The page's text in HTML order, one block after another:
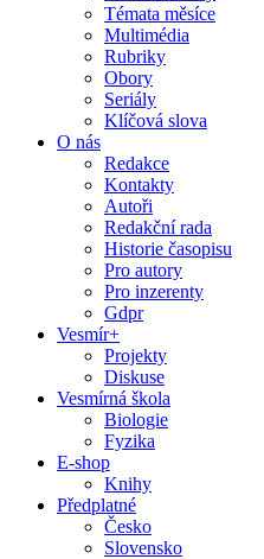
Témata měsíce
Multimédia
Rubriky
Obory
Seriály
Klíčová slova
O nás
Redakce
Kontakty
Autoři
Redakční rada
Historie časopisu
Pro autory
Pro inzerenty
Gdpr
Vesmír+
Projekty
Diskuse
Vesmírná škola
Biologie
Fyzika
E-shop
Knihy
Předplatné
Česko
Slovensko